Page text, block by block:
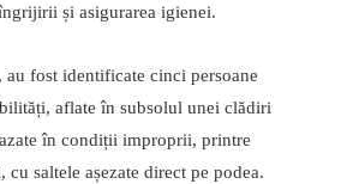
și asigurarea igienei.
fost identificate cinci persoane
aflate în subsolul unei clădiri
în condiții improprii, printre
saltele așezate direct pe podea.